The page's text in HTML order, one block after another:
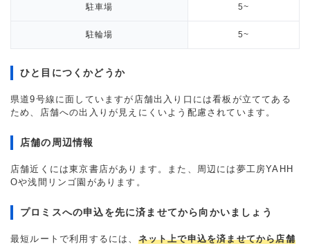
駐車場 5~
駐輪場 5~
ひと目につくかどうか
県道9号線に面していますが店舗出入り口には看板が立ててある
ため、店舗への出入りが見えにくいよう配慮されています。
店舗の周辺情報
店舗近くには東京書店があります。また、周辺には夢工房YAHH
Oや浅間リンゴ園があります。
プロミスへの申込を先に済ませてから向かいましょう
最短ルートで利用するには、 ネット上で申込を済ませてから店舗